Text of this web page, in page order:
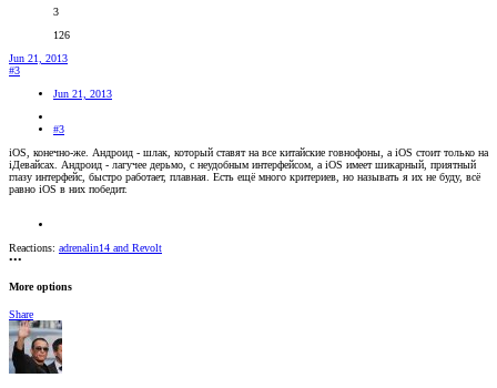
3
126
Jun 21, 2013
#3
Jun 21, 2013
#3
iOS, конечно-же. Андроид - шлак, который ставят на все китайские говнофоны, а iOS стоит только на
iДевайсах. Андроид - лагучее дерьмо, с неудобным интерфейсом, а iOS имеет шикарный, приятный
глазу интерфейс, быстро работает, плавная. Есть ещё много критериев, но называть я их не буду, всё
равно iOS в них победит.
Reactions: adrenalin14 and Revolt
•••
More options
Share